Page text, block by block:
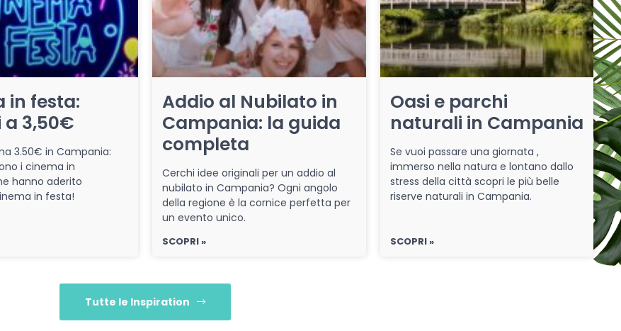
in festa:
3,50€
3.50€ in Campania:
i cinema in
hanno aderito
in festa!
Addio al Nubilato in
Campania: la guida
completa
Cerchi idee originali per un addio al
nubilato in Campania? Ogni angolo
della regione è la cornice perfetta per
un evento unico.
SCOPRI »
Oasi e parchi
naturali in Campania
Se vuoi passare una giornata ,
immerso nella natura e lontano dallo
stress della città scopri le più belle
riserve naturali in Campania.
SCOPRI »
Tutte le Inspiration